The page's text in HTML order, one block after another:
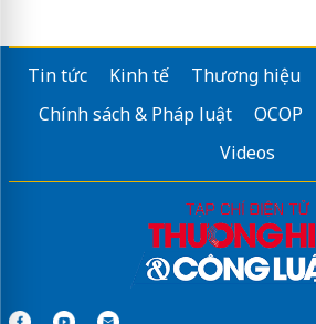
Thuê xe tải chở hàng
Sửa máy rửa bát bosch
Tin tức Kinh tế Thương hiệu
Chính sách & Pháp luật
OCOP
Videos